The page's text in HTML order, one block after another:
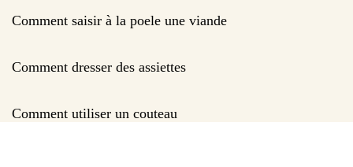
Comment saisir à la poele une viande
Comment dresser des assiettes
Comment utiliser un couteau